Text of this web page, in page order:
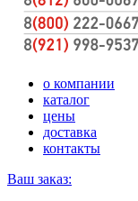
о компании
каталог
цены
доставка
контакты
Ваш заказ: